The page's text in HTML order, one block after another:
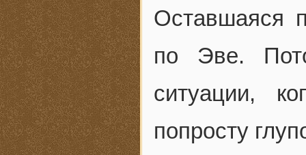
Оставшаяся
по Эве.
ситуации,
попросту